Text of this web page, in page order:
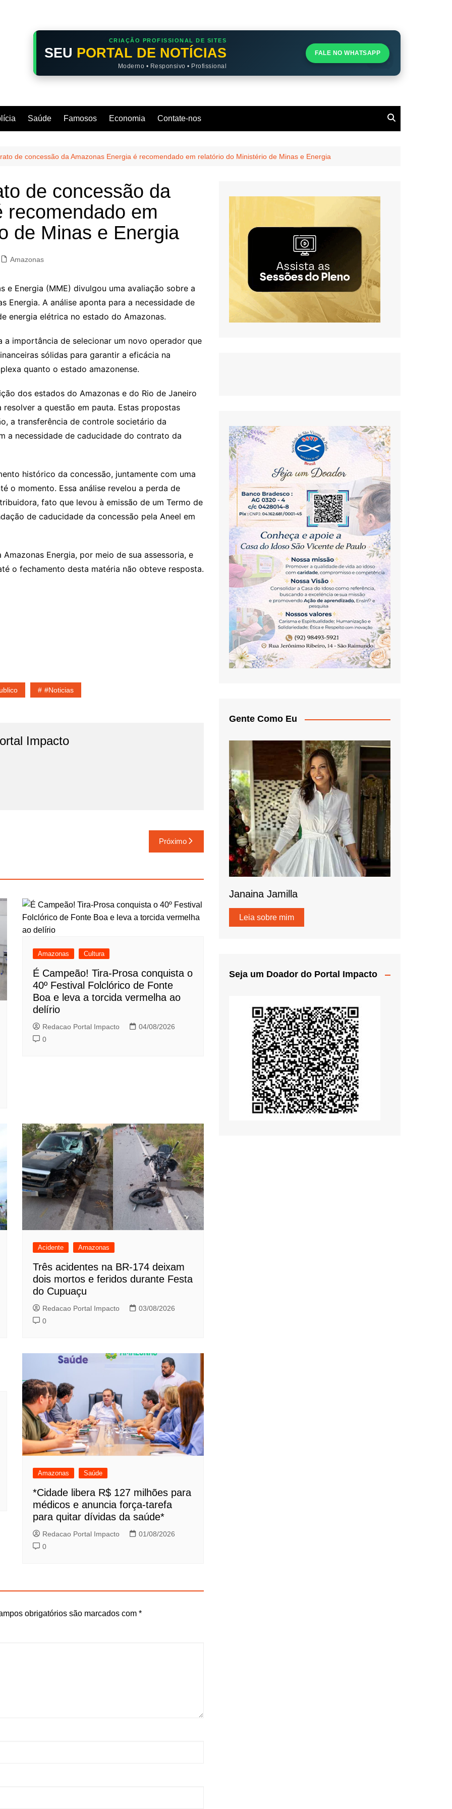
CRIAÇÃO PROFISSIONAL DE SITES
SEU PORTAL DE NOTÍCIAS
Moderno • Responsivo • Profissional
FALE NO WHATSAPP
Saúde Famosos Economia Contate-nos
de concessão da Amazonas Energia é recomendado em relatório do Ministério de Minas e Energia
de concessão da
recomendado em
de Minas e Energia
Amazonas
e Energia (MME) divulgou uma avaliação sobre a
Energia. A análise aponta para a necessidade de
energia elétrica no estado do Amazonas.
importância de selecionar um novo operador que
sólidas para garantir a eficácia na
quanto o estado amazonense.
dos estados do Amazonas e do Rio de Janeiro
a questão em pauta. Estas propostas
a transferência de controle societário da
a necessidade de caducidade do contrato da
histórico da concessão, juntamente com uma
o momento. Essa análise revelou a perda de
fato que levou à emissão de um Termo de
de caducidade da concessão pela Aneel em
Amazonas Energia, por meio de sua assessoria, e
o fechamento desta matéria não obteve resposta.
#noticias
Impacto
Próximo
Amazonas Cultura
É Campeão! Tira-Prosa conquista o
40º Festival Folclórico de Fonte
Boa e leva a torcida vermelha ao
delírio
Redacao Portal Impacto
04/08/2026
0
Acidente Amazonas
Três acidentes na BR-174 deixam
dois mortos e feridos durante Festa
do Cupuaçu
Redacao Portal Impacto
03/08/2026
0
Amazonas Saúde
*Cidade libera R$ 127 milhões para
médicos e anuncia força-tarefa
para quitar dívidas da saúde*
Redacao Portal Impacto
01/08/2026
0
obrigatórios são marcados com *
Gente Como Eu
Janaina Jamilla
Leia sobre mim
Seja um Doador do Portal Impacto